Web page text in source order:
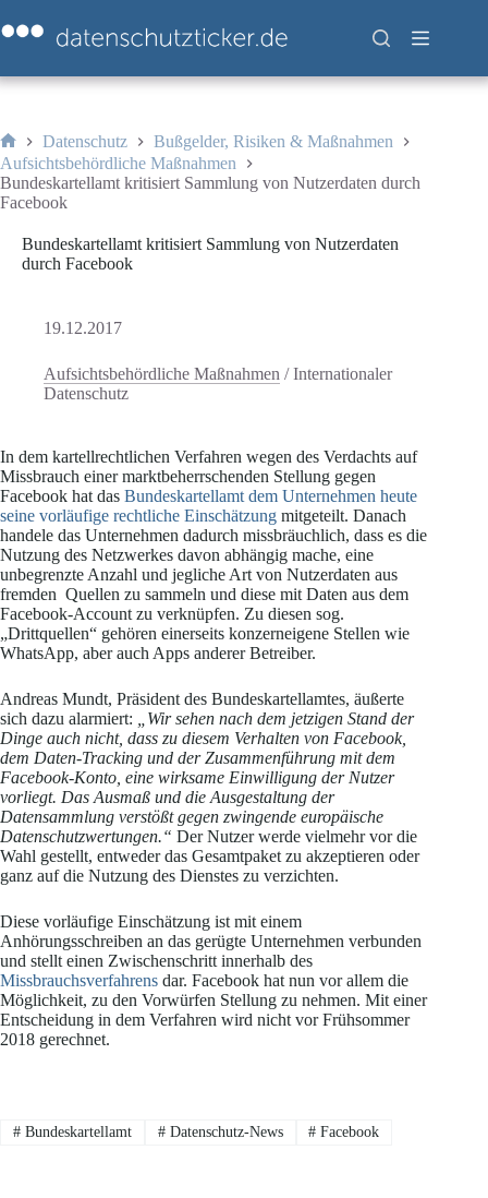
Inhalt
springen
Start
Datenschutz
Bußgelder, Risiken & Maßnahmen
Aufsichtsbehördliche Maßnahmen
Bundeskartellamt kritisiert Sammlung von Nutzerdaten durch
Facebook
Bundeskartellamt kritisiert Sammlung von Nutzerdaten
durch Facebook
19.12.2017
Aufsichtsbehördliche Maßnahmen /Internationaler
Datenschutz
In dem kartellrechtlichen Verfahren wegen des Verdachts auf
Missbrauch einer marktbeherrschenden Stellung gegen
Facebook hat das Bundeskartellamt dem Unternehmen heute
seine vorläufige rechtliche Einschätzung mitgeteilt. Danach
handele das Unternehmen dadurch missbräuchlich, dass es die
Nutzung des Netzwerkes davon abhängig mache, eine
unbegrenzte Anzahl und jegliche Art von Nutzerdaten aus
fremden Quellen zu sammeln und diese mit Daten aus dem
Facebook-Account zu verknüpfen. Zu diesen sog.
„Drittquellen“ gehören einerseits konzerneigene Stellen wie
WhatsApp, aber auch Apps anderer Betreiber.
Andreas Mundt, Präsident des Bundeskartellamtes, äußerte
sich dazu alarmiert: „Wir sehen nach dem jetzigen Stand der
Dinge auch nicht, dass zu diesem Verhalten von Facebook,
dem Daten-Tracking und der Zusammenführung mit dem
Facebook-Konto, eine wirksame Einwilligung der Nutzer
vorliegt. Das Ausmaß und die Ausgestaltung der
Datensammlung verstößt gegen zwingende europäische
Datenschutzwertungen.“ Der Nutzer werde vielmehr vor die
Wahl gestellt, entweder das Gesamtpaket zu akzeptieren oder
ganz auf die Nutzung des Dienstes zu verzichten.
Diese vorläufige Einschätzung ist mit einem
Anhörungsschreiben an das gerügte Unternehmen verbunden
und stellt einen Zwischenschritt innerhalb des
Missbrauchsverfahrens dar. Facebook hat nun vor allem die
Möglichkeit, zu den Vorwürfen Stellung zu nehmen. Mit einer
Entscheidung in dem Verfahren wird nicht vor Frühsommer
2018 gerechnet.
#Bundeskartellamt #Datenschutz-News # Facebook